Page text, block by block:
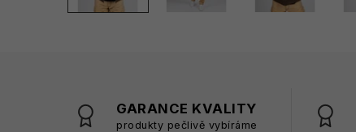
GARANCE KVALITY
produkty pečlivě vybíráme